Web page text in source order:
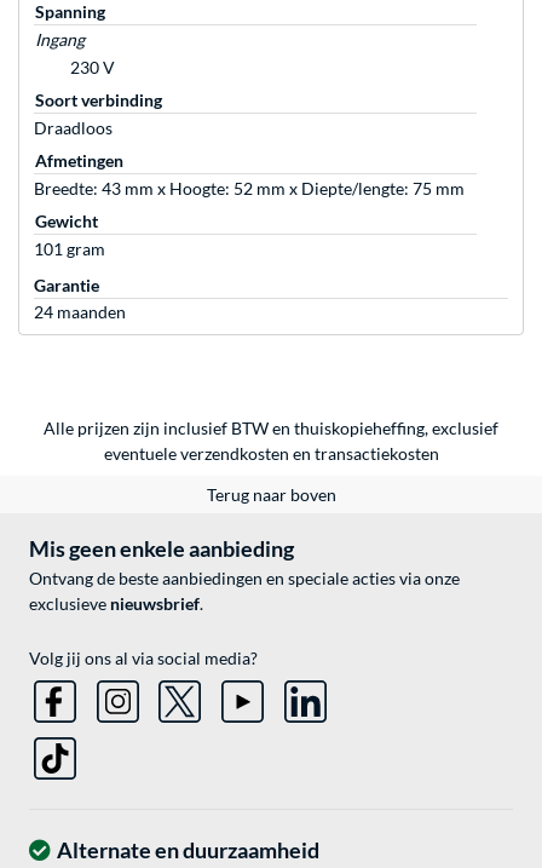
Spanning
Ingang
230 V
Soort verbinding
Draadloos
Afmetingen
Breedte: 43 mm x Hoogte: 52 mm x Diepte/lengte: 75 mm
Gewicht
101 gram
Garantie
24 maanden
Alle prijzen zijn inclusief BTW en thuiskopieheffing, exclusief
eventueleverzendkosten en transactiekosten
Terug naar boven
Mis geen enkele aanbieding
Ontvang de beste aanbiedingen en speciale acties via onze
exclusieve nieuwsbrief.
Volg jij ons al via social media?
Alternate en duurzaamheid